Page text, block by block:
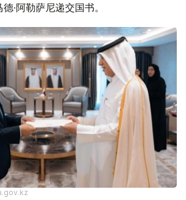
·阿勒萨尼递交国书。